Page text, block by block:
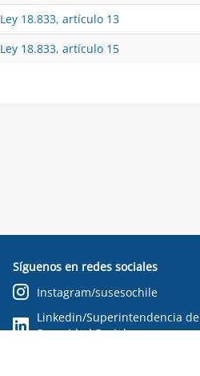
Ley 18.833, artículo 13
Ley 18.833, artículo 15
Síguenos en redes sociales
Instagram/susesochile
Linkedin/Superintendencia de
Seguridad Social